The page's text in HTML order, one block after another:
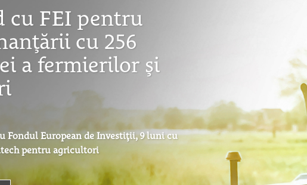
cu FEI pentru
cu 256
a fermierilor și
Fondul European de Investiții, 9 luni cu
pentru agricultori